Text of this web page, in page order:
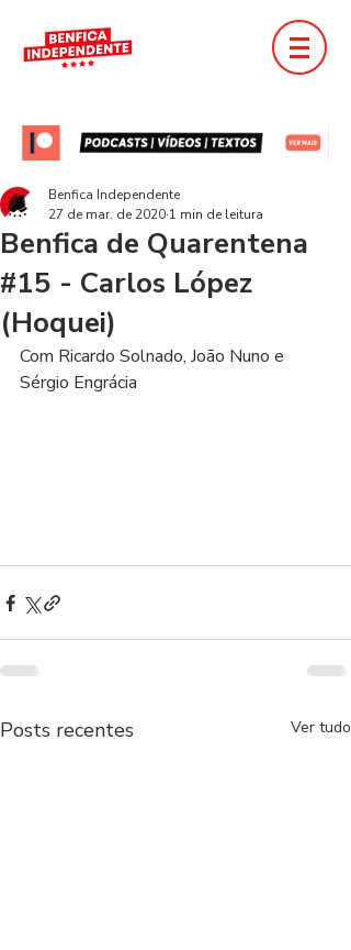
Benfica de Quarentena
#15 - Carlos López
(Hoquei)
Benfica Independente
27 de mar. de 2020 1 min de leitura
Com Ricardo Solnado, João Nuno e
Sérgio Engrácia
Posts recentes Ver tudo